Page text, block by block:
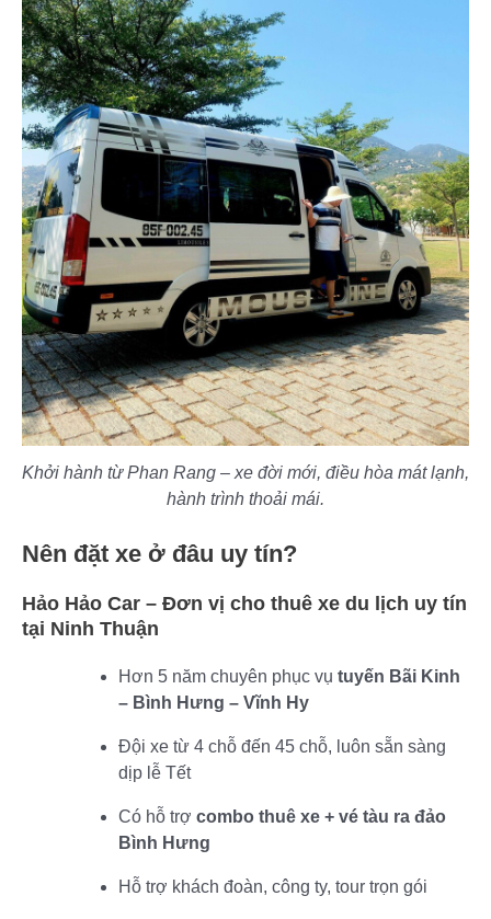
Khởi hành từ Phan Rang – xe đời mới, điều hòa mát lạnh,
hành trình thoải mái.
Nên đặt xe ở đâu uy tín?
Hảo Hảo Car – Đơn vị cho thuê xe du lịch uy tín
tại Ninh Thuận
Hơn 5 năm chuyên phục vụ tuyến Bãi Kinh
– Bình Hưng – Vĩnh Hy
Đội xe từ 4 chỗ đến 45 chỗ, luôn sẵn sàng
dịp lễ Tết
Có hỗ trợ combo thuê xe + vé tàu ra đảo
Bình Hưng
Hỗ trợ khách đoàn, công ty, tour trọn gói